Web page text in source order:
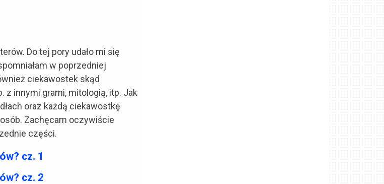
Do tej pory udało mi się
w poprzedniej
ciekawostek skąd
z innymi grami, mitologią, itp. Jak
oraz każdą ciekawostkę
Zachęcam oczywiście
części.
cz. 1
cz. 2